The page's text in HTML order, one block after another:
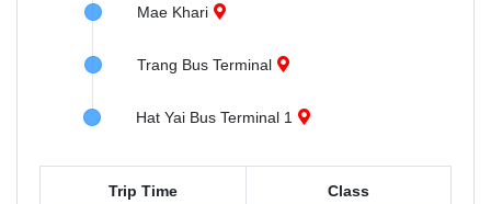
Mae Khari
Trang Bus Terminal
Hat Yai Bus Terminal 1
Trip Time Class